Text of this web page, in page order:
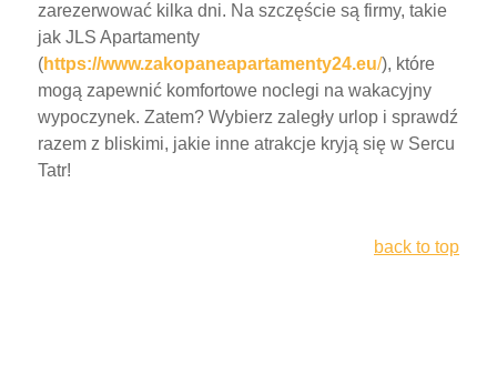
zarezerwować kilka dni. Na szczęście są firmy, takie
jak JLS Apartamenty
(https://www.zakopaneapartamenty24.eu/), które
mogą zapewnić komfortowe noclegi na wakacyjny
wypoczynek. Zatem? Wybierz zaległy urlop i sprawdź
razem z bliskimi, jakie inne atrakcje kryją się w Sercu
Tatr!
back to top